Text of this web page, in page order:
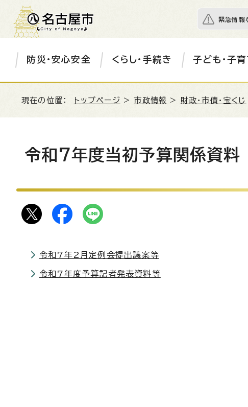
緊急情報
防災・安心安全 くらし・手続き 子ども・子育
現在の位置： トップページ >市政情報 > 財政・市債・宝くじ
令和7年度当初予算関係資料
令和7年2月定例会提出議案等
令和7年度予算記者発表資料等